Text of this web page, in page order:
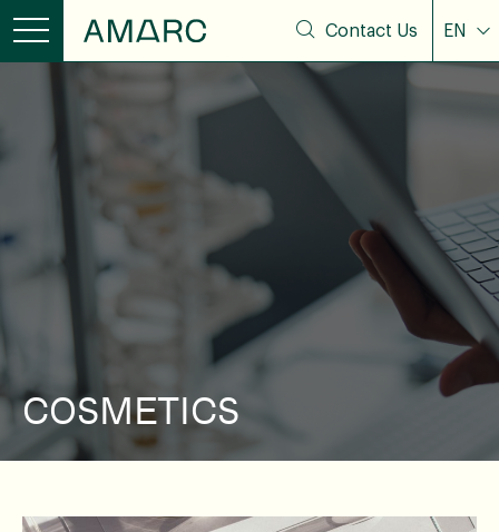
Contact Us EN
COSMETICS